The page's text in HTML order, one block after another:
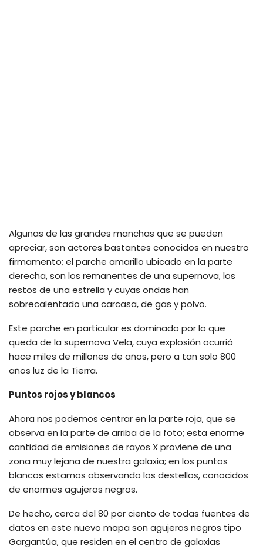
Algunas de las grandes manchas que se pueden
apreciar, son actores bastantes conocidos en nuestro
firmamento; el parche amarillo ubicado en la parte
derecha, son los remanentes de una supernova, los
restos de una estrella y cuyas ondas han
sobrecalentado una carcasa, de gas y polvo.
Este parche en particular es dominado por lo que
queda de la supernova Vela, cuya explosión ocurrió
hace miles de millones de años, pero a tan solo 800
años luz de la Tierra.
Puntos rojos y blancos
Ahora nos podemos centrar en la parte roja, que se
observa en la parte de arriba de la foto; esta enorme
cantidad de emisiones de rayos X proviene de una
zona muy lejana de nuestra galaxia; en los puntos
blancos estamos observando los destellos, conocidos
de enormes agujeros negros.
De hecho, cerca del 80 por ciento de todas fuentes de
datos en este nuevo mapa son agujeros negros tipo
Gargantúa, que residen en el centro de galaxias